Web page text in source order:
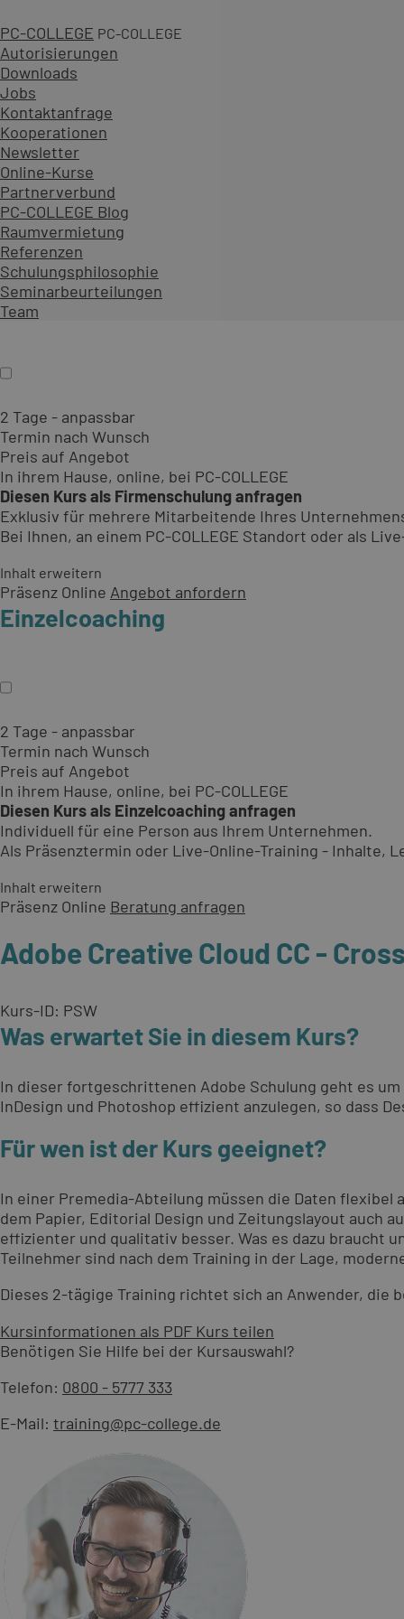
PC-COLLEGE PC-COLLEGE
Autorisierungen
Downloads
Jobs
Kontaktanfrage
Kooperationen
Newsletter
Online-Kurse
Partnerverbund
PC-COLLEGE Blog
Raumvermietung
Referenzen
Schulungsphilosophie
Seminarbeurteilungen
Team
2 Tage
ab 990,00 € zzgl. MwSt.
An 29 Standorten oder online
Diesen Kurs als offenes Seminar buchen
Gemeinsam mit Teilnehmenden aus verschiedenen
Als Präsenzseminar oder Live-Online-Training zu
Inhalt erweitern
PräsenzOnlineTermin auswählen
Firmenschulung
2 Tage - anpassbar
Termin nach Wunsch
Preis auf Angebot
In ihrem Hause, online, bei PC-COLLEGE
Diesen Kurs als Firmenschulung anfragen
Exklusiv für mehrere Mitarbeitende Ihres
Bei Ihnen, an einem PC-COLLEGE Standort oder als
Inhalt erweitern
Präsenz Online Angebot anfordern
Einzelcoaching
2 Tage - anpassbar
Termin nach Wunsch
Preis auf Angebot
In ihrem Hause, online, bei PC-COLLEGE
Diesen Kurs als Einzelcoaching anfragen
Individuell für eine Person aus Ihrem Unternehmen.
Als Präsenztermin oder Live-Online-Training - Inhalte,
Inhalt erweitern
Präsenz Online Beratung anfragen
Adobe Creative Cloud CC -
Kurs-ID: PSW
Was erwartet Sie in diesem Kurs?
In dieser fortgeschrittenen Adobe Schulung geht es
InDesign und Photoshop effizient anzulegen, so dass
Für wen ist der Kurs geeignet?
In einer Premedia-Abteilung müssen die Daten
dem Papier, Editorial Design und Zeitungslayout auch
effizienter und qualitativ besser. Was es dazu braucht
Teilnehmer sind nach dem Training in der Lage,
Dieses 2-tägige Training richtet sich an Anwender,
Kursinformationen als PDF Kurs teilen
Benötigen Sie Hilfe bei der Kursauswahl?
Telefon: 0800 - 5777 333
E-Mail: training@pc-college.de